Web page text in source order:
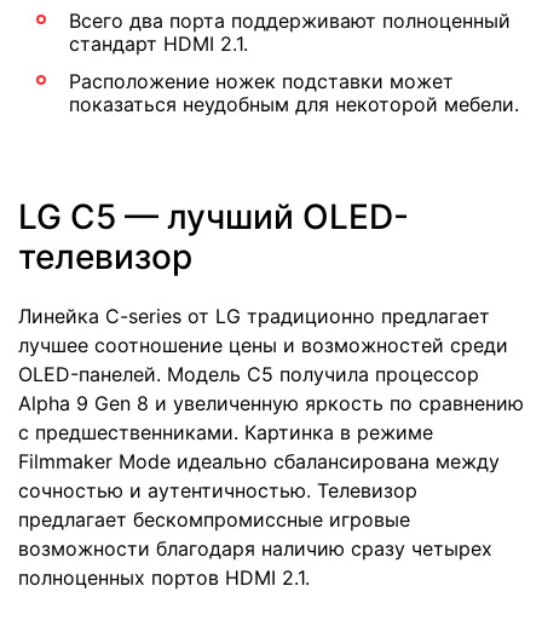
Всего два порта поддерживают полноценный
стандарт HDMI 2.1.
Расположение ножек подставки может
показаться неудобным для некоторой мебели.
LG C5 — лучший OLED-
телевизор
Линейка C-series от LG традиционно предлагает
лучшее соотношение цены и возможностей среди
OLED-панелей. Модель C5 получила процессор
Alpha 9 Gen 8 и увеличенную яркость по сравнению
с предшественниками. Картинка в режиме
Filmmaker Mode идеально сбалансирована между
сочностью и аутентичностью. Телевизор
предлагает бескомпромиссные игровые
возможности благодаря наличию сразу четырех
полноценных портов HDMI 2.1.